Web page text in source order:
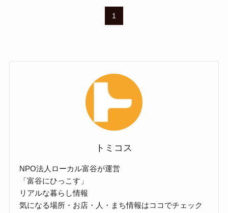
1
トミコス
NPO法人ローカル富谷が運営
「富谷にひっこす」
リアルな暮らし情報
気になる場所・お店・人・まち情報はココでチェック